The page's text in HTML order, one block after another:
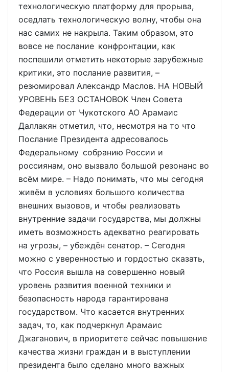
технологическую платформу для прорыва,
оседлать технологическую волну, чтобы она
нас самих не накрыла. Таким образом, это
вовсе не послание конфронтации, как
поспешили отметить некоторые зарубежные
критики, это послание развития, –
резюмировал Александр Маслов. НА НОВЫЙ
УРОВЕНЬ БЕЗ ОСТАНОВОК Член Совета
Федерации от Чукотского АО Арамаис
Даллакян отметил, что, несмотря на то что
Послание Президента адресовалось
Федеральному собранию России и
россиянам, оно вызвало большой резонанс во
всём мире. – Надо понимать, что мы сегодня
живём в условиях большого количества
внешних вызовов, и чтобы реализовать
внутренние задачи государства, мы должны
иметь возможность адекватно реагировать
на угрозы, – убеждён сенатор. – Сегодня
можно с уверенностью и гордостью сказать,
что Россия вышла на совершенно новый
уровень развития военной техники и
безопасность народа гарантирована
государством. Что касается внутренних
задач, то, как подчеркнул Арамаис
Джаганович, в приоритете сейчас повышение
качества жизни граждан и в выступлении
президента было сделано много важных